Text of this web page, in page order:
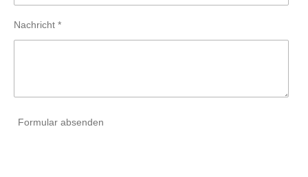
Nachricht *
Formular absenden